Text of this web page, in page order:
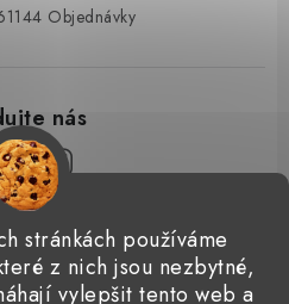
stránkách používáme
z nich jsou nezbytné,
vylepšit tento web a
Objednávky